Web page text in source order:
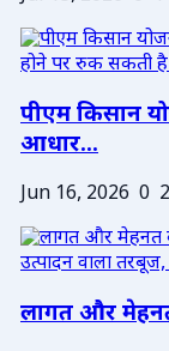
पीएम किसान
आधार...
Jun 16, 2026 0
लागत और